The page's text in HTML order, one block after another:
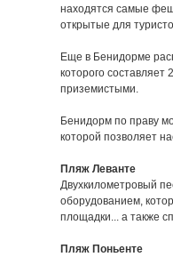
находятся самые
открытые для
Еще в Бенидорме
которого
приземистыми.
Бенидорм по праву
которой позволяет
Пляж Леванте
Двухкилометровый
оборудованием,
площадки... а также
Пляж Поньенте